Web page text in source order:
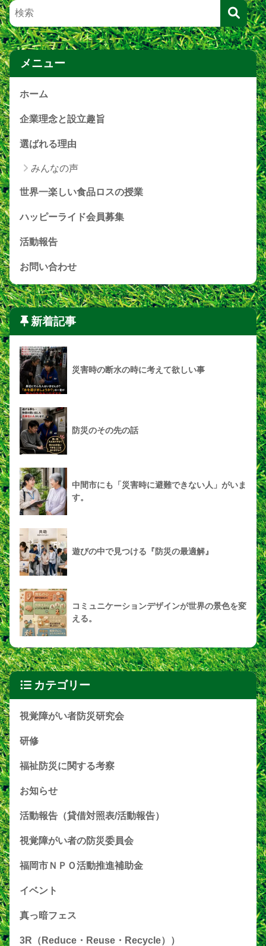
メニュー
ホーム
企業理念と設立趣旨
選ばれる理由
みんなの声
世界一楽しい食品ロスの授業
ハッピーライド会員募集
活動報告
お問い合わせ
新着記事
災害時の断水の時に考えて欲しい事
防災のその先の話
中間市にも「災害時に避難できない人」がいま
す。
遊びの中で見つける『防災の最適解』
コミュニケーションデザインが世界の景色を変
える。
カテゴリー
視覚障がい者防災研究会
研修
福祉防災に関する考察
お知らせ
活動報告（貸借対照表/活動報告）
視覚障がい者の防災委員会
福岡市ＮＰＯ活動推進補助金
イベント
真っ暗フェス
3R（Reduce・Reuse・Recycle））